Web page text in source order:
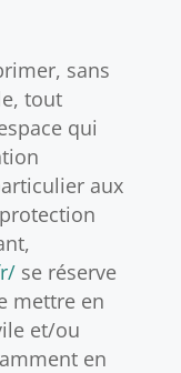
sans
tout
qui
aux
se réserve
mettre en
et/ou
en